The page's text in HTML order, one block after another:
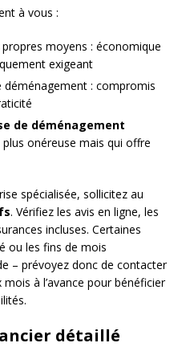
à vous :
moyens : économique
exigeant
déménagement : compromis
de déménagement
onéreuse mais qui offre
spécialisée, sollicitez au
. Vérifiez les avis en ligne, les
incluses. Certaines
ou les fins de mois
– prévoyez donc de contacter
à l’avance pour bénéficier
détaillé